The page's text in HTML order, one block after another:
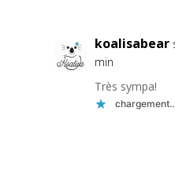
koalisabear
min
Très sympa!